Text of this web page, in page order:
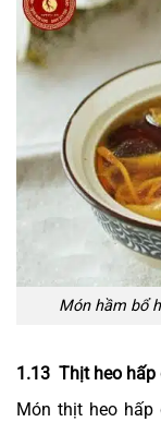
Món hầm bổ
1.13 Thịt heo
Món thịt heo